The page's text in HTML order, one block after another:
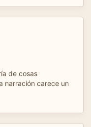
de cosas
narración carece un